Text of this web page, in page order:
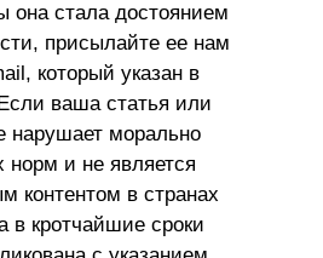
она стала достоянием
присылайте ее нам
который указан в
ваша статья или
нарушает морально
норм и не является
контентом в странах
в кротчайшие сроки